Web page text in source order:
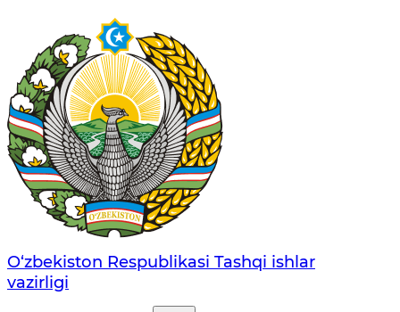
O‘zbеkistоn Rеspublikаsi Tashqi ishlаr
vаzirligi